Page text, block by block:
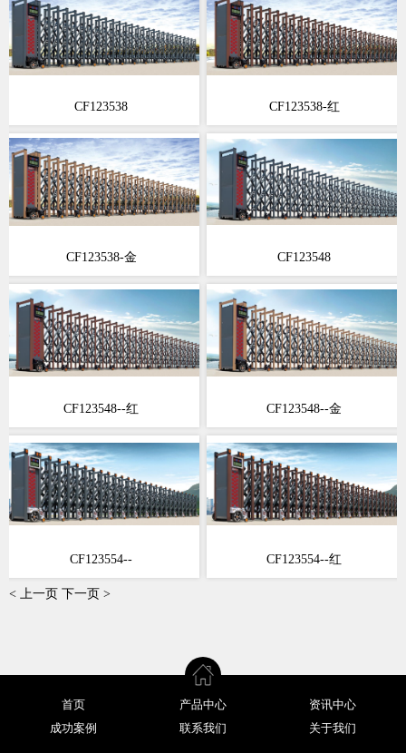
CF123538 CF123538-红
CF123538-金 CF123548
CF123548--红 CF123548--金
CF123554-- CF123554--红
< 上一页 下一页 >
首页 产品中心
资讯中心
成功案例
联系我们 关于我们